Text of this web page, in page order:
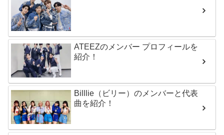
ATEEZのメンバー プロフィールを
紹介！
Billlie（ビリー）のメンバーと代表
曲を紹介！